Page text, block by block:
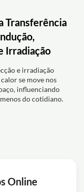
Transferência
Irradiação
e irradiação
se move nos
influenciando
do cotidiano.
Online